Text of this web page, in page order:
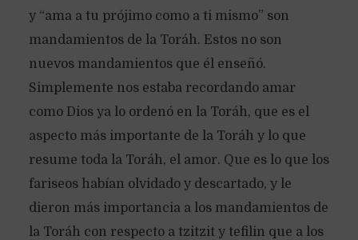
y “ama a tu prójimo como a ti mismo” son
mandamientos de la Toráh. Estos no son
nuevos mandamientos que él enseñó.
Simplemente nos estaba recordando amar
como Dios ya lo ordenó en la Toráh, que es el
aspecto más importante de la Toráh y lo que
resume toda la Toráh, el amor. Que es lo que los
fariseos habían olvidado y descartado, y le
dieron más importancia a los mandamientos de
la Toráh con respecto a tzitzit y tefilin que a los